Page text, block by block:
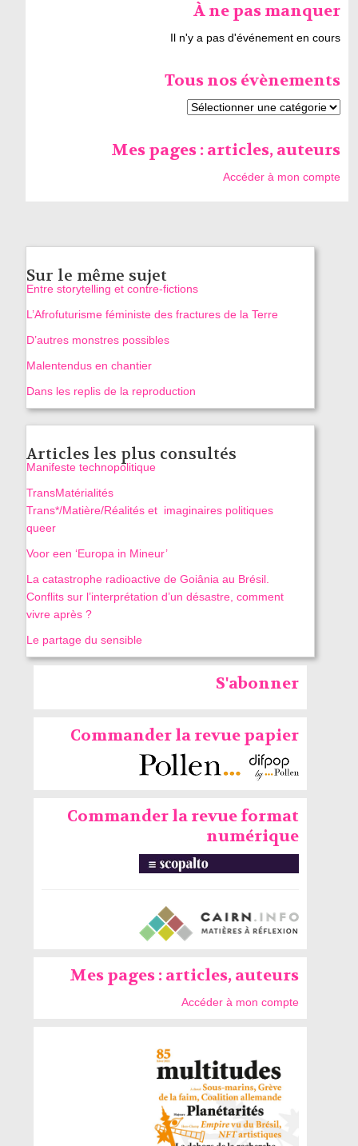
À ne pas manquer
Il n'y a pas d'événement en cours
Tous nos évènements
Mes pages : articles, auteurs
Accéder à mon compte
Sur le même sujet
Entre storytelling et contre-fictions
L’Afrofuturisme féministe des fractures de la Terre
D’autres monstres possibles
Malentendus en chantier
Dans les replis de la reproduction
Articles les plus consultés
Manifeste technopolitique
TransMatérialités
Trans*/Matière/Réalités et imaginaires politiques
queer
Voor een ‘Europa in Mineur’
La catastrophe radioactive de Goiânia au Brésil.
Conflits sur l’interprétation d’un désastre, comment
vivre après ?
Le partage du sensible
S'abonner
Commander la revue papier
Commander la revue format
numérique
Mes pages : articles, auteurs
Accéder à mon compte